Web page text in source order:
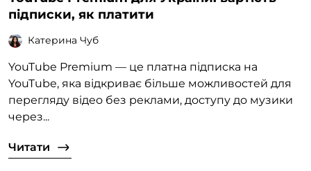
підписки, як платити
Катерина Чуб
YouTube Premium — це платна підписка на
YouTube, яка відкриває більше можливостей для
перегляду відео без реклами, доступу до музики
через...
Читати